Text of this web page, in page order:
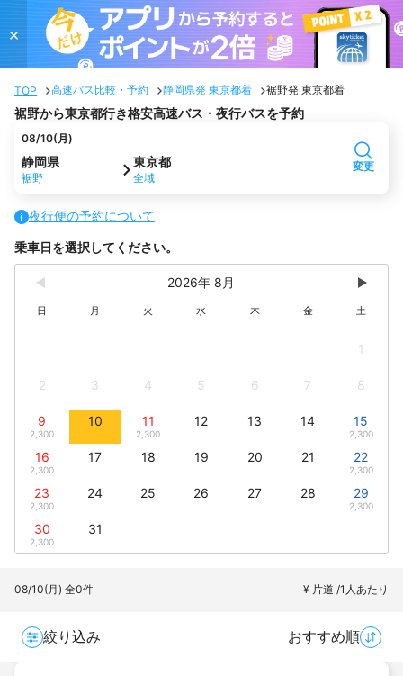
×
TOP 高速バス比較・予約 静岡県発 東京都着 裾野発 東京都着
裾野から東京都行き格安高速バス・夜行バスを予約
08/10(月)
静岡県
裾野
東京都
全域
変更
夜行便の予約について
乗車日を選択してください。
2026年 8月
日 月 火 水 木 金 土
1
2 3 4 5 6 7 8
9
2,300
10 11
2,300
12 13 14 15
2,300
16
2,300
17 18 19 20 21 22
2,300
23
2,300
24 25 26 27 28 29
2,300
30
2,300
31
08/10(月) 全0件 ¥ 片道 /1人あたり
絞り込み おすすめ順